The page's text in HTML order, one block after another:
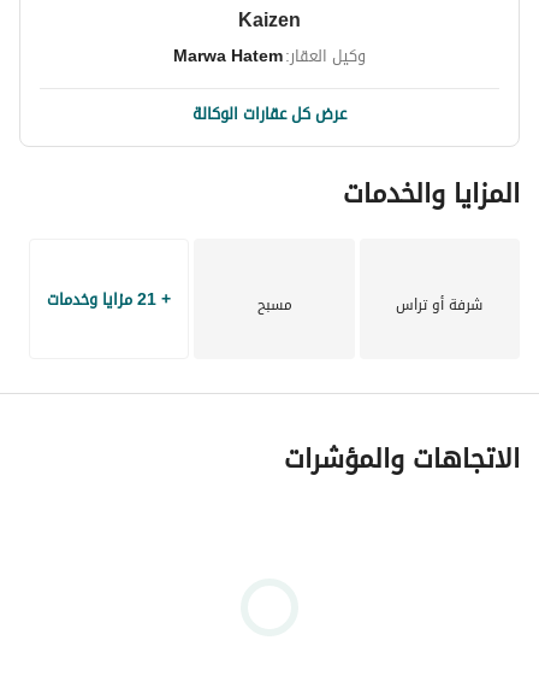
Kaizen
وكيل العقار:Marwa Hatem
عرض كل عقارات الوكالة
المزايا والخدمات
شرفة أو تراس مسبح + 21 مزايا وخدمات
الاتجاهات والمؤشرات